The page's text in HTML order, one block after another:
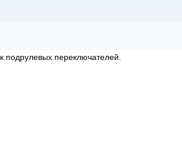
подрулевых переключателей.